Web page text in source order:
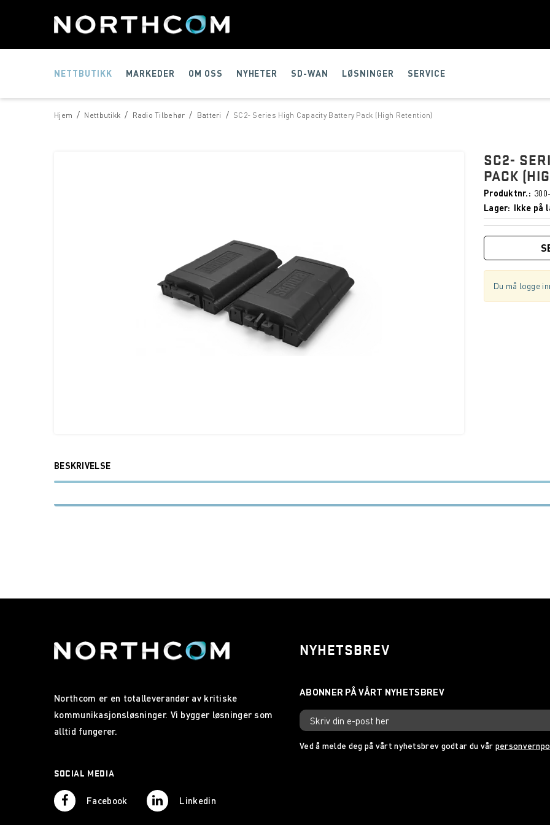
NETTBUTIKK MARKEDER OM OSS NYHETER SD-WAN LØSNINGER SERVICE
/
Hjem /
Nettbutikk /
Radio Tilbehør /
Batteri SC2- Series High Capacity Battery Pack (High Retention)
SC2-
PACK
Produktnr.
Lager
Ikke på
Du må logge
BESKRIVELSE
Northcom er en totalleverandør av kritiske
kommunikasjonsløsninger. Vi bygger løsninger som
alltid fungerer.
SOCIAL MEDIA
Facebook Linkedin
NYHETSBREV
Ved å melde deg på vårt nyhetsbrev godtar du vår